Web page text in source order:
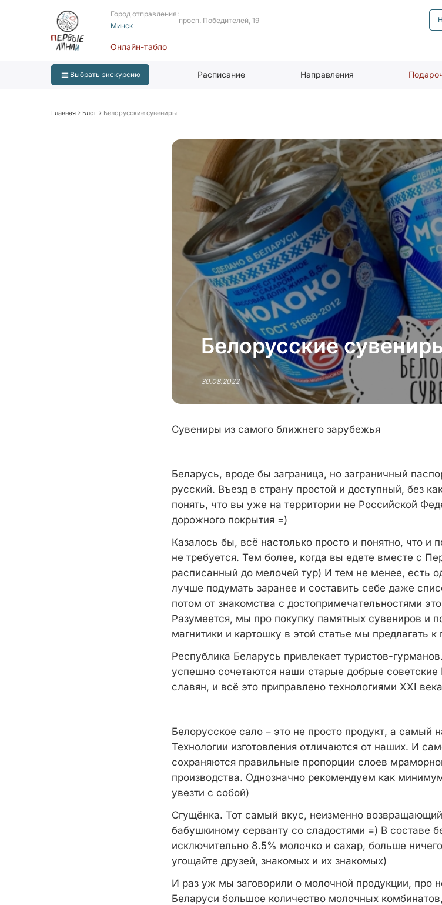
Город отправления:
Минск
просп. Победителей, 19
Онлайн-табло
Выбрать экскурсию Расписание Направления
Главная Блог Белорусские сувениры
Белорусские
30.08.2022
Сувениры из самого ближнего зарубежья
Беларусь, вроде бы заграница, но заграничный
русский. Въезд в страну простой и доступный, без
понять, что вы уже на территории не Российской
дорожного покрытия =)
Казалось бы, всё настолько просто и понятно, что и
не требуется. Тем более, когда вы едете вместе с
расписанный до мелочей тур) И тем не менее, есть
лучше подумать заранее и составить себе даже
потом от знакомства с достопримечательностями
Разумеется, мы про покупку памятных сувениров и
магнитики и картошку в этой статье мы предлагать к
Республика Беларусь привлекает туристов-
успешно сочетаются наши старые добрые
славян, и всё это приправлено технологиями XXI
Белорусское сало – это не просто продукт, а самый
Технологии изготовления отличаются от наших. И
сохраняются правильные пропорции слоев
производства. Однозначно рекомендуем как
увезти с собой)
Сгущёнка. Тот самый вкус, неизменно
бабушкиному серванту со сладостями =) В составе
исключительно 8.5% молочко и сахар, больше
угощайте друзей, знакомых и их знакомых)
И раз уж мы заговорили о молочной продукции, про
Беларуси большое количество молочных